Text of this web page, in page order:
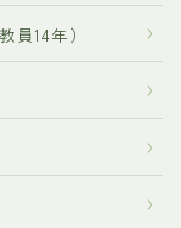
14年）